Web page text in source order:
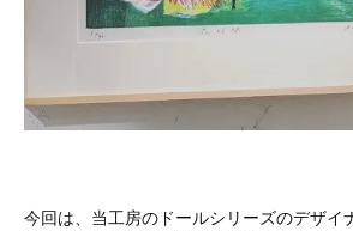
今回は、当工房のドールシリーズのデザイ